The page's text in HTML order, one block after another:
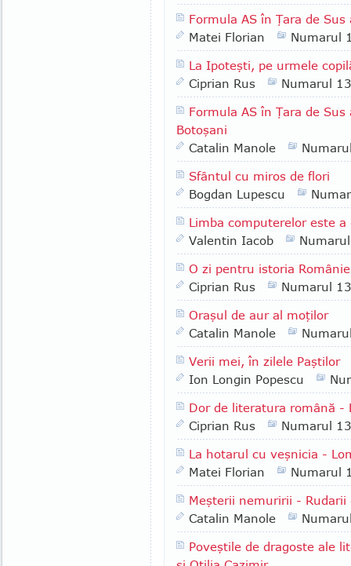
Formula AS în Ţara de
Matei Florian
Numarul
La Ipoteşti, pe urmele
Ciprian Rus
Numarul
Formula AS în Ţara de
Botoşani
Catalin Manole
Sfântul cu miros de flori
Bogdan Lupescu
Limba computerelor este
Valentin Iacob
O zi pentru istoria
Ciprian Rus
Numarul
Oraşul de aur al moţilor
Catalin Manole
Verii mei, în zilele Paştilor
Ion Longin Popescu
Dor de literatura română -
Ciprian Rus
Numarul
La hotarul cu veşnicia -
Matei Florian
Numarul
Meşterii nemuririi - Rudarii
Catalin Manole
Poveştile de dragoste ale